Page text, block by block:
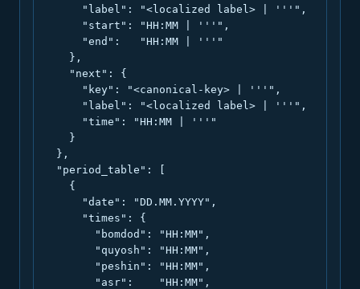
      "label": "<localized label> | '''",
      "start": "HH:MM | '''",
      "end":   "HH:MM | '''"
    },
    "next": {
      "key": "<canonical-key> | '''",
      "label": "<localized label> | '''",
      "time": "HH:MM | '''"
    }
  },
  "period_table": [
    {
      "date": "DD.MM.YYYY",
      "times": {
        "bomdod": "HH:MM",
        "quyosh": "HH:MM",
        "peshin": "HH:MM",
        "asr":    "HH:MM",